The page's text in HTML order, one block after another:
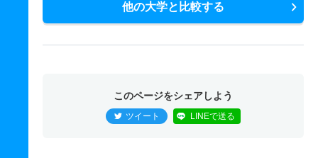
他の大学と比較する
このページをシェアしよう
ツイート LINEで送る